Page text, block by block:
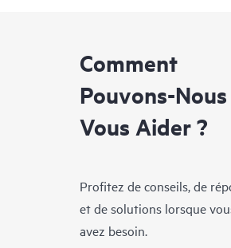
Comment
Pouvons-Nous
Vous Aider ?
Profitez de conseils, de
et de solutions lorsque
avez besoin.